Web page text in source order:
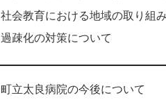
社会教育における地域の取り組
過疎化の対策について
町立太良病院の今後について